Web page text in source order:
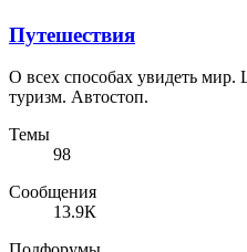
Путешествия
О всех способах увидеть
туризм. Автостоп.
Темы
98
Сообщения
13.9К